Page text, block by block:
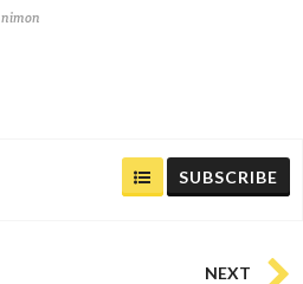
nimon
SUBSCRIBE
NEXT